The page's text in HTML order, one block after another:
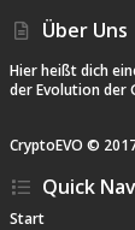
Über Uns
Hier heißt dich
der Evolution der
CryptoEVO ©
Quick
Start